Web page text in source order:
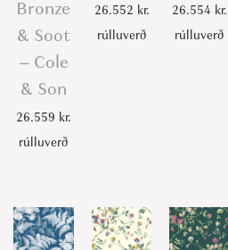
Bronze
& Soot
– Cole
& Son
26.559 kr.
rúlluverð
26.552 kr.
rúlluverð
26.554 kr.
rúlluverð